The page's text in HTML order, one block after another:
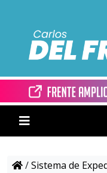
/Sistema de